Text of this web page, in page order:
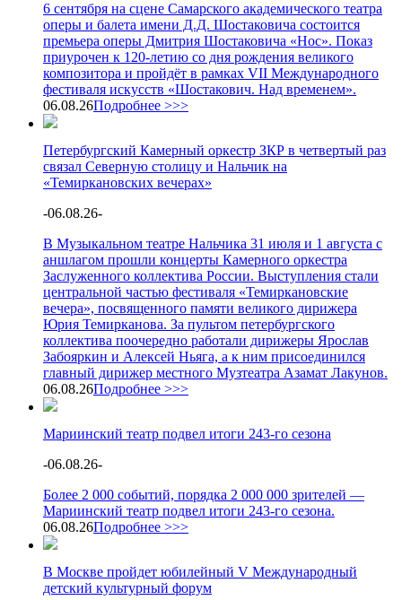
6 сентября на сцене Самарского академического театра
оперы и балета имени Д.Д. Шостаковича состоится
премьера оперы Дмитрия Шостаковича «Нос». Показ
приурочен к 120-летию со дня рождения великого
композитора и пройдёт в рамках VII Международного
фестиваля искусств «Шостакович. Над временем».
06.08.26Подробнее >>>
Петербургский Камерный оркестр ЗКР в четвертый раз
связал Северную столицу и Нальчик на
«Темиркановских вечерах»
-06.08.26-
В Музыкальном театре Нальчика 31 июля и 1 августа с
аншлагом прошли концерты Камерного оркестра
Заслуженного коллектива России. Выступления стали
центральной частью фестиваля «Темиркановские
вечера», посвященного памяти великого дирижера
Юрия Темирканова. За пультом петербургского
коллектива поочередно работали дирижеры Ярослав
Забояркин и Алексей Ньяга, а к ним присоединился
главный дирижер местного Музтеатра Азамат Лакунов.
06.08.26Подробнее >>>
Мариинский театр подвел итоги 243-го сезона
-06.08.26-
Более 2 000 событий, порядка 2 000 000 зрителей —
Мариинский театр подвел итоги 243-го сезона.
06.08.26Подробнее >>>
В Москве пройдет юбилейный V Международный
детский культурный форум